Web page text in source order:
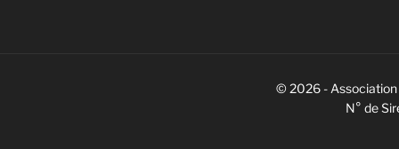
© 2026 - Association
N° de